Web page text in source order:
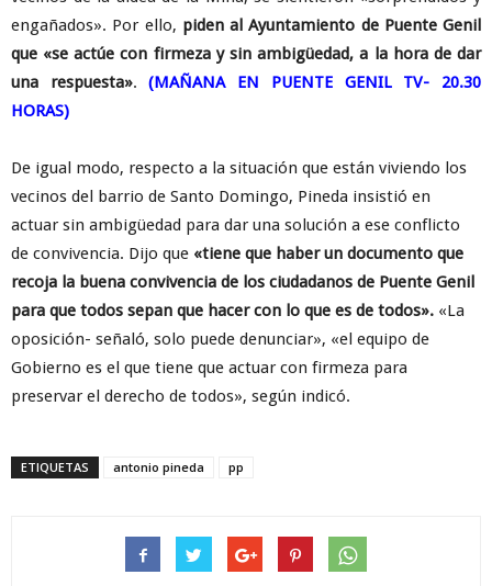
engañados». Por ello, piden al Ayuntamiento de Puente Genil
que «se actúe con firmeza y sin ambigüedad, a la hora de dar
una respuesta».(MAÑANA EN PUENTE GENIL TV- 20.30
HORAS)
De igual modo, respecto a la situación que están viviendo los
vecinos del barrio de Santo Domingo, Pineda insistió en
actuar sin ambigüedad para dar una solución a ese conflicto
de convivencia. Dijo que «tiene que haber un documento que
recoja la buena convivencia de los ciudadanos de Puente Genil
para que todos sepan que hacer con lo que es de todos». «La
oposición- señaló, solo puede denunciar», «el equipo de
Gobierno es el que tiene que actuar con firmeza para
preservar el derecho de todos», según indicó.
ETIQUETAS antonio pineda pp